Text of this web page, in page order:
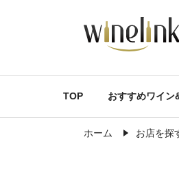
TOP おすすめワイン
ホーム お店を探